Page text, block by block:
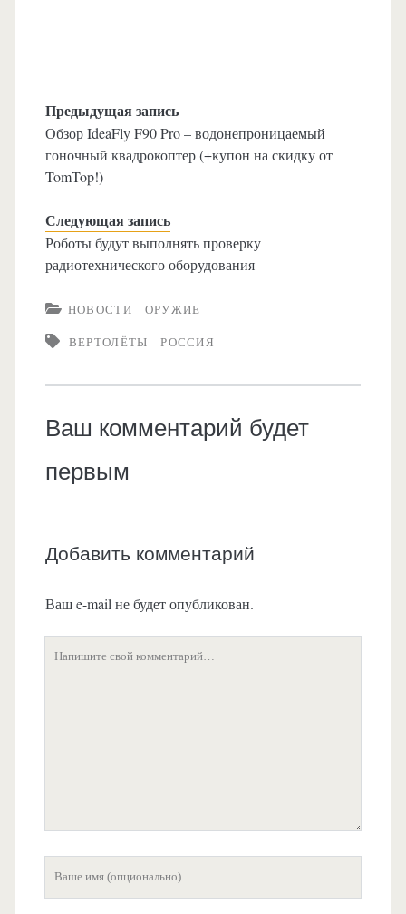
Предыдущая запись
Обзор IdeaFly F90 Pro – водонепроницаемый
гоночный квадрокоптер (+купон на скидку от
TomTop!)
Следующая запись
Роботы будут выполнять проверку
радиотехнического оборудования
НОВОСТИ
ОРУЖИЕ
ВЕРТОЛЁТЫ
РОССИЯ
Ваш комментарий будет
первым
Добавить комментарий
Ваш e-mail не будет опубликован.